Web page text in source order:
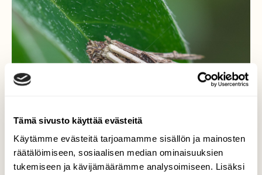
Tämä sivusto käyttää evästeitä
Käytämme evästeitä tarjoamamme sisällön ja mainosten
räätälöimiseen, sosiaalisen median ominaisuuksien
tukemiseen ja kävijämäärämme analysoimiseen. Lisäksi